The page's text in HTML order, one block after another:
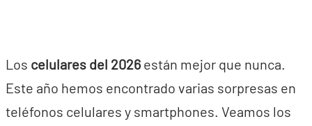
Los celulares del 2026 están mejor que nunca.
Este año hemos encontrado varias sorpresas en
teléfonos celulares y smartphones. Veamos los